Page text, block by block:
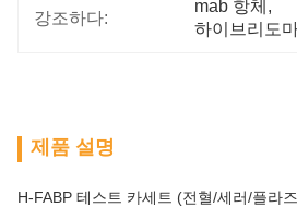
강조하다:
mab 항체 ,
하이브리도
제품 설명
H-FABP 테스트 카세트 (전혈/세러/플라